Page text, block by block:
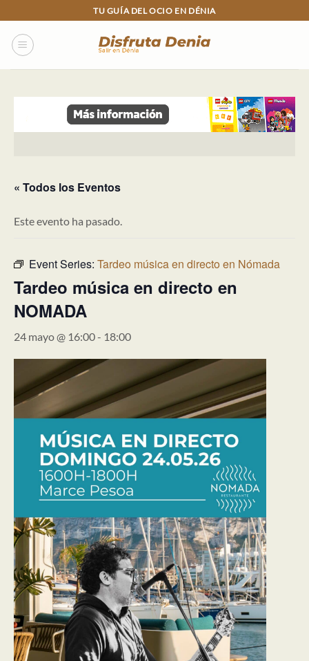
to
content
TU GUÍA DEL OCIO EN DÉNIA
« Todos los Eventos
Este evento ha pasado.
Event Series: Tardeo música en directo en Nómada
Tardeo música en directo en
NOMADA
24 mayo @ 16:00- 18:00